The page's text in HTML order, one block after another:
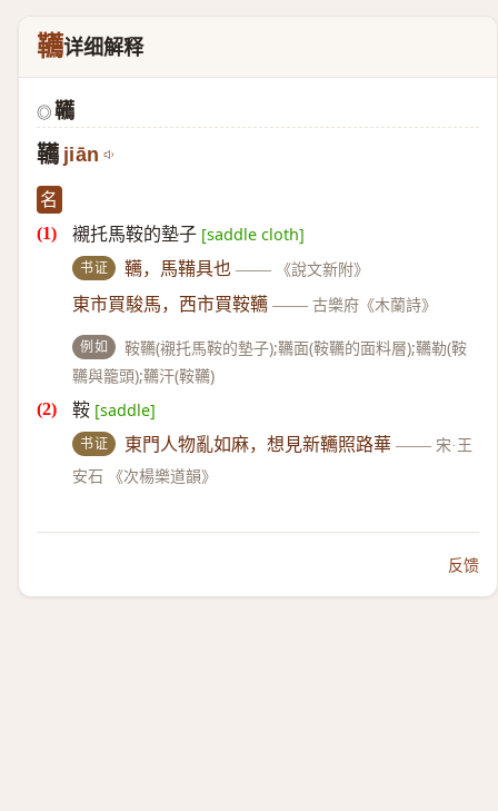
韉详细解释
◎ 韉
韉 jiān
名
襯托馬鞍的墊子 [saddle cloth]
书证 韉，馬鞴具也 —— 《說文新附》
東市買駿馬，西市買鞍韉 —— 古樂府《木蘭詩》
例如
鞍韉(襯托馬鞍的墊子);韉面(鞍韉的面料層);韉勒(鞍
韉與籠頭);韉汗(鞍韉)
鞍 [saddle]
书证 東門人物亂如麻，想見新韉照路華 —— 宋·王
安石 《次楊樂道韻》
反馈